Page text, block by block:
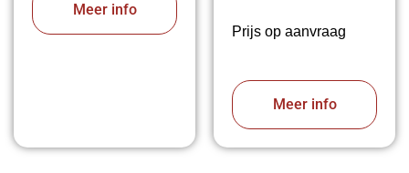
Meer info
Prijs op aanvraag
Meer info